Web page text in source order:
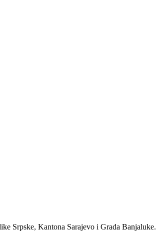
Srpske, Kantona Sarajevo i Grada Banjaluke.